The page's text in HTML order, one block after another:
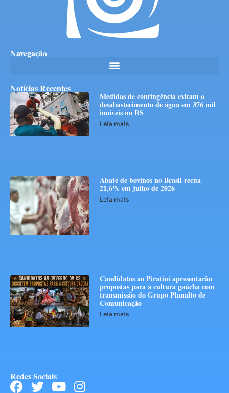
Navegação
Notícias Recentes
Medidas de contingência evitam o
desabastecimento de água em 376 mil
imóveis no RS
Leia mais
Abate de bovinos no Brasil recua
21,6% em julho de 2026
Leia mais
Candidatos ao Piratini apresentarão
propostas para a cultura gaúcha com
transmissão do Grupo Planalto de
Comunicação
Leia mais
Redes Sociais